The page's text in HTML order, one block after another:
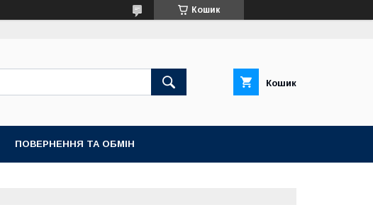
Кошик
Кошик
ПОВЕРНЕННЯ ТА ОБМІН